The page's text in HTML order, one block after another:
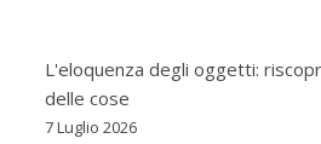
L'eloquenza degli oggetti:
delle cose
7 Luglio 2026